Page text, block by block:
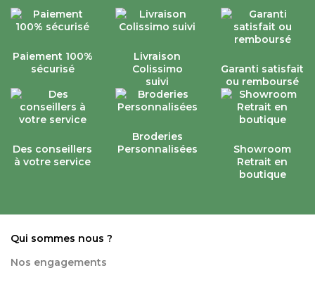
Paiement 100%
sécurisé
Livraison
Colissimo
suivi
Garanti satisfait
ou remboursé
Des conseillers
à votre service
Broderies
Personnalisées
Showroom
Retrait en
boutique
Qui sommes nous ?
Nos engagements